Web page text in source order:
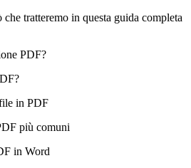
tratteremo in questa guida completa
PDF?
in PDF
più comuni
in Word